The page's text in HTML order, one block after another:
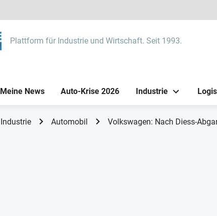
Plattform für Industrie und Wirtschaft. Seit 1993.
Meine News Auto-Krise 2026 Industrie
Industrie Automobil Volkswagen: Nach Diess-